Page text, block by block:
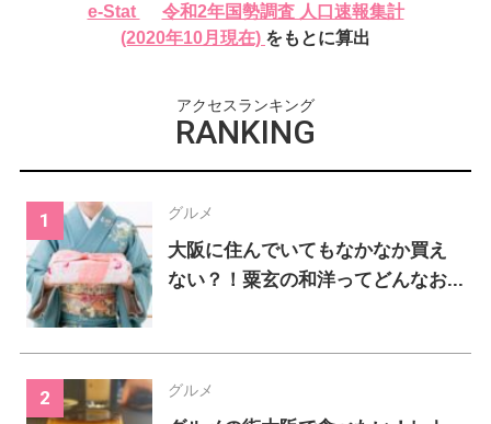
人 新規
232024人 累計
e-Stat
令和2年国勢調査 人口速報集計
(2020年10月現在) をもとに算出
アクセスランキング
RANKING
グルメ
大阪に住んでいてもなかなか買え
ない？！粟玄の和洋ってどんなお...
グルメ